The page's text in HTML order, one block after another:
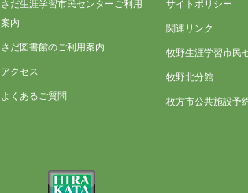
さだ生涯学習市民センターご利用
案内
さだ図書館のご利用案内
アクセス
よくあるご質問
サイトポリシー
関連リンク
牧野生涯学習市民
牧野北分館
枚方市公共施設予